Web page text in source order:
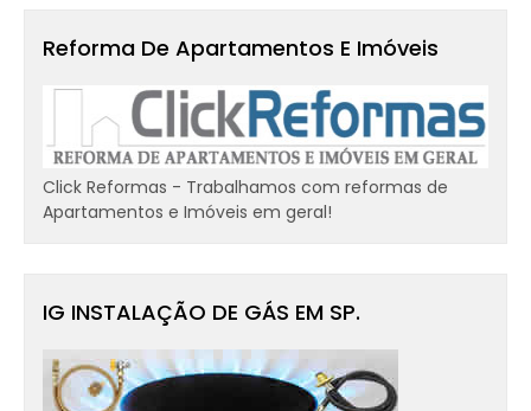
Reforma De Apartamentos E Imóveis
Click Reformas - Trabalhamos com reformas de
Apartamentos e Imóveis em geral!
IG INSTALAÇÃO DE GÁS EM SP.